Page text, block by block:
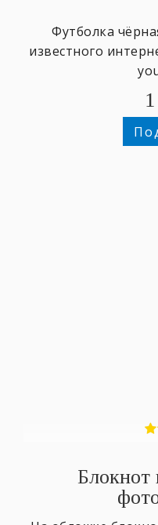
Футболка
известного
Блокнот